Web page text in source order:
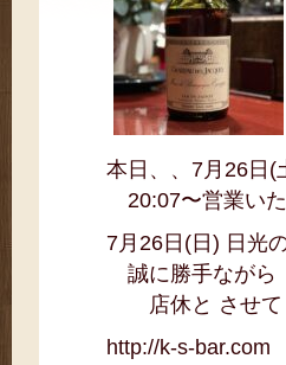
本日、、7月26日(
20:07〜営業いた
7月26日(日) 日光
誠に勝手ながら
店休と させて
http://k-s-bar.com